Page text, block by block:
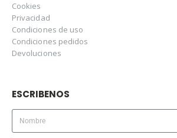
Cookies
Privacidad
Condiciones de uso
Condiciones pedidos
Devoluciones
ESCRIBENOS